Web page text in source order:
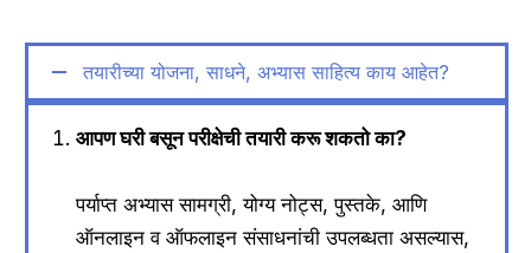
तयारीच्या योजना, साधने, अभ्यास साहित्य काय आहेत?
आपण घरी बसून परीक्षेची तयारी करू शकतो का?
पर्याप्त अभ्यास सामग्री, योग्य नोट्स, पुस्तके, आणि
ऑनलाइन व ऑफलाइन संसाधनांची उपलब्धता असल्यास,